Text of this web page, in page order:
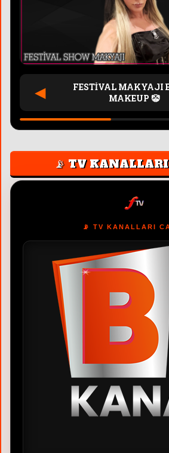
◀
FESTİVAL MAKYAJI
MAKEUP 🤡
📡 TV
📡 TV KANALLARI